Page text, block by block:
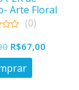
Arte Floral
(0)
O
preço
original
R$67,00O